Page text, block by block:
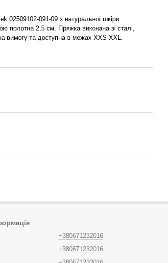
02509102-091-09 з натуральної шкіри
полотна 2,5 см. Пряжка виконана зі сталі,
вимогу та доступна в межах XXS-XXL.
+380671232016
+380671232016